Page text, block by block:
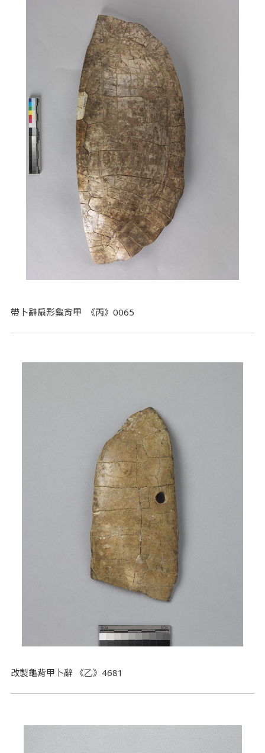
帶卜辭扇形龜背甲 《丙》0065
改製龜背甲卜辭 《乙》4681